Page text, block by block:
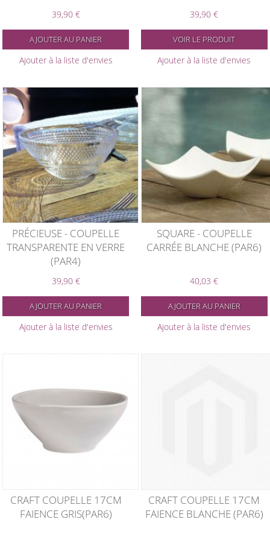
39,90 €
AJOUTER AU PANIER
Ajouter à la liste d'envies
39,90 €
VOIR LE PRODUIT
Ajouter à la liste d'envies
PRÉCIEUSE - COUPELLE
TRANSPARENTE EN VERRE
(PAR4)
39,90 €
AJOUTER AU PANIER
Ajouter à la liste d'envies
SQUARE - COUPELLE
CARRÉE BLANCHE (PAR6)
40,03 €
AJOUTER AU PANIER
Ajouter à la liste d'envies
CRAFT COUPELLE 17CM
FAIENCE GRIS(PAR6)
CRAFT COUPELLE 17CM
FAIENCE BLANCHE (PAR6)